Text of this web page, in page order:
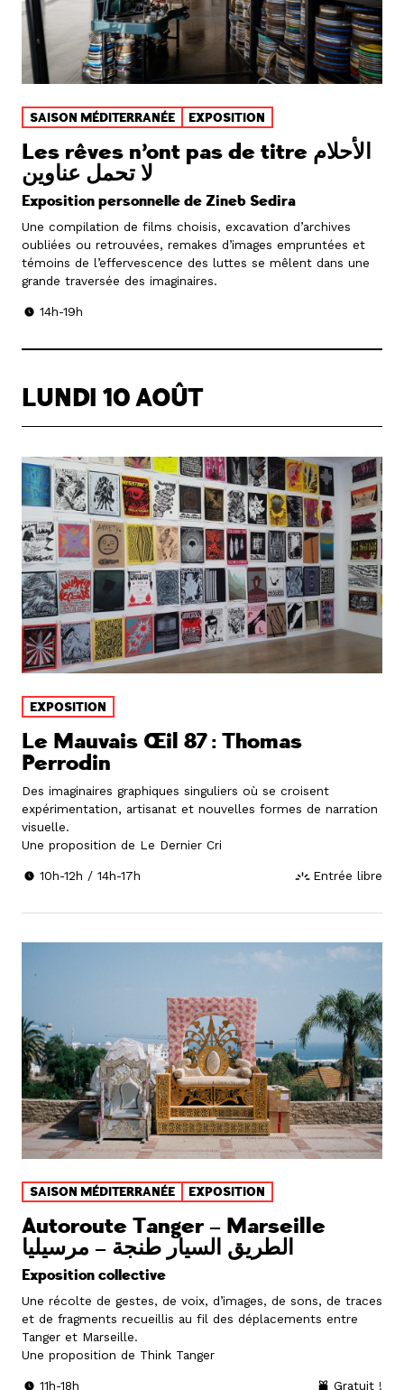
SAISON MÉDITERRANÉE EXPOSITION
Les rêves n’ont pas de titre الأحلام
لا تحمل عناوين
Exposition personnelle de Zineb Sedira
Une compilation de films choisis, excavation d’archives
oubliées ou retrouvées, remakes d’images empruntées et
témoins de l’effervescence des luttes se mêlent dans une
grande traversée des imaginaires.
14h-19h
LUNDI 10 AOÛT
EXPOSITION
Le Mauvais Œil 87 : Thomas
Perrodin
Des imaginaires graphiques singuliers où se croisent
expérimentation, artisanat et nouvelles formes de narration
visuelle.
Une proposition de Le Dernier Cri
10h-12h / 14h-17h Entrée libre
SAISON MÉDITERRANÉE EXPOSITION
Autoroute Tanger – Marseille
الطريق السيار طنجة – مرسيليا
Exposition collective
Une récolte de gestes, de voix, d’images, de sons, de traces
et de fragments recueillis au fil des déplacements entre
Tanger et Marseille.
Une proposition de Think Tanger
11h-18h Gratuit !